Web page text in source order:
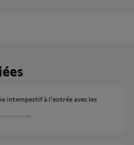
a environ un an